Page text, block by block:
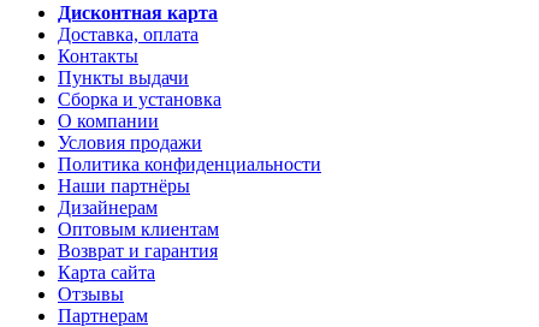
Дисконтная карта
Доставка, оплата
Контакты
Пункты выдачи
Сборка и установка
О компании
Условия продажи
Политика конфиденциальности
Наши партнёры
Дизайнерам
Оптовым клиентам
Возврат и гарантия
Карта сайта
Отзывы
Партнерам